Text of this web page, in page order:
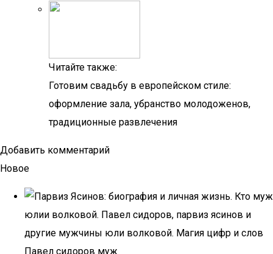
Читайте также:
Готовим свадьбу в европейском стиле:
оформление зала, убранство молодоженов,
традиционные развлечения
Добавить комментарий
Новое